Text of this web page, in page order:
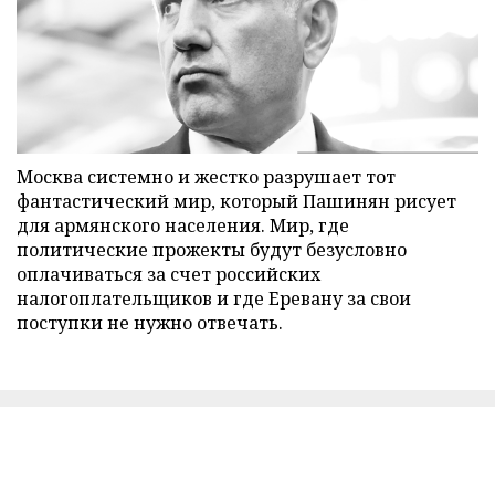
Москва системно и жестко разрушает тот
фантастический мир, который Пашинян рисует
для армянского населения. Мир, где
политические прожекты будут безусловно
оплачиваться за счет российских
налогоплательщиков и где Еревану за свои
поступки не нужно отвечать.